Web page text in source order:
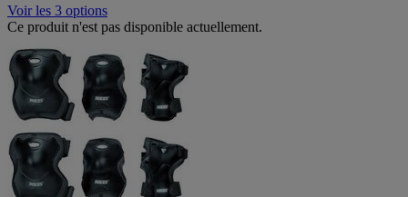
Voir les 3 options
Ce produit n'est pas disponible actuellement.